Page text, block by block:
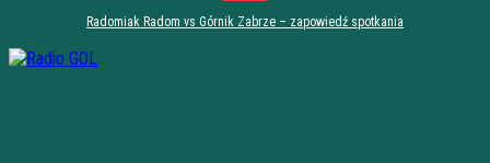
Radomiak Radom vs Górnik Zabrze – zapowiedź spotkania